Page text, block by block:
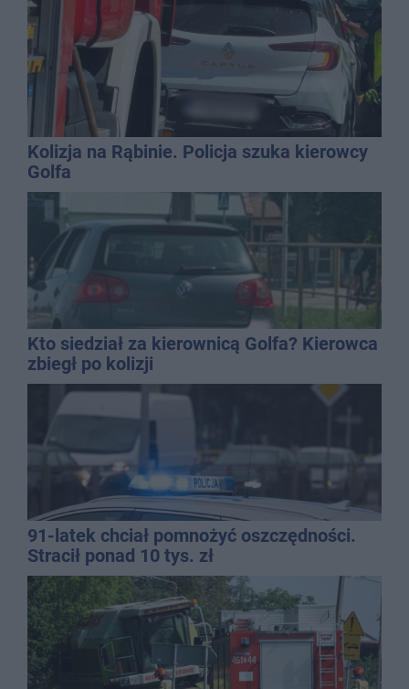
Kolizja na Rąbinie. Policja szuka kierowcy
Golfa
Kto siedział za kierownicą Golfa? Kierowca
zbiegł po kolizji
91-latek chciał pomnożyć oszczędności.
Stracił ponad 10 tys. zł